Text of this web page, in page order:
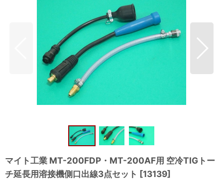
マイト工業 MT-200FDP・MT-200AF用 空冷TIGトー
チ延長用溶接機側口出線3点セット [13139]